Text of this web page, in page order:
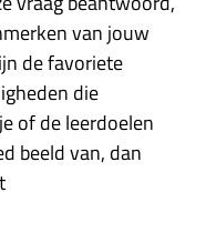
van jouw
de favoriete
die
of de leerdoelen
beeld van, dan